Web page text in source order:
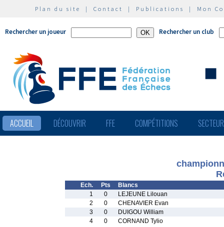
Plan du site | Contact | Publications | Mon
Rechercher un joueur Rechercher un club
ACCUEIL DÉCOUVRIR FFE COMPÉTITIONS
Ech. Pts
Blancs
1
0
LEJEUNE Lilouan
2
0
CHENAVIER Evan
3
0
DUIGOU William
4
0 CORNAND Tylio